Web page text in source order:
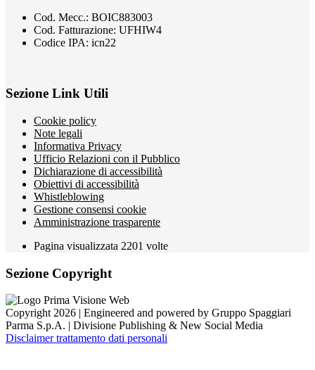
Cod. Mecc.: BOIC883003
Cod. Fatturazione: UFHIW4
Codice IPA: icn22
Sezione Link Utili
Cookie policy
Note legali
Informativa Privacy
Ufficio Relazioni con il Pubblico
Dichiarazione di accessibilità
Obiettivi di accessibilità
Whistleblowing
Gestione consensi cookie
Amministrazione trasparente
Pagina visualizzata 2201 volte
Sezione Copyright
Copyright 2026 | Engineered and powered by Gruppo Spaggiari
Parma S.p.A. | Divisione Publishing & New Social Media
Disclaimer trattamento dati personali